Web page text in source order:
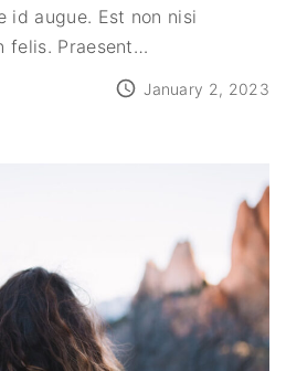
id augue. Est non nisi
felis. Praesent…
January 2, 2023